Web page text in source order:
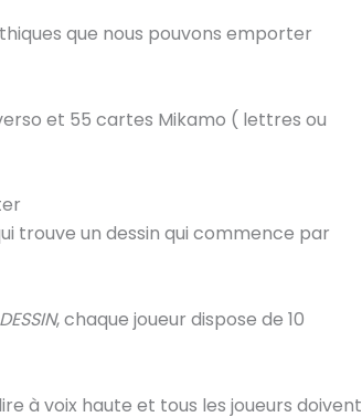
que nous pouvons emporter
et 55 cartes Mikamo ( lettres ou
trouve un dessin qui commence par
DESSIN, chaque joueur dispose de 10
à voix haute et tous les joueurs doivent